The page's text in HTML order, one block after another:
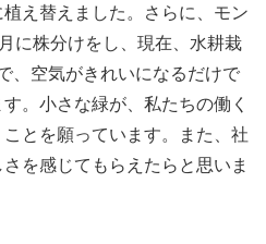
え替えました。さらに、モン
に株分けをし、現在、水耕栽
、空気がきれいになるだけで
。小さな緑が、私たちの働く
とを願っています。また、社
を感じてもらえたらと思いま